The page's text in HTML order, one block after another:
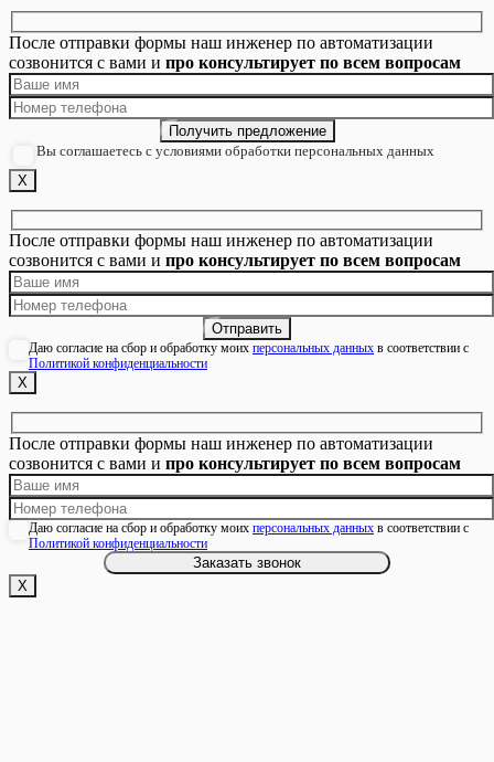
После отправки формы наш инженер по автоматизации
созвонится с вами и про консультирует по всем вопросам
Вы соглашаетесь с условиями обработки персональных данных
Х
После отправки формы наш инженер по автоматизации
созвонится с вами и про консультирует по всем вопросам
Даю согласие на сбор и обработку моих персональных данных в соответствии с
Политикой конфиденциальности
Х
После отправки формы наш инженер по автоматизации
созвонится с вами и про консультирует по всем вопросам
Даю согласие на сбор и обработку моих персональных данных в соответствии с
Политикой конфиденциальности
Х